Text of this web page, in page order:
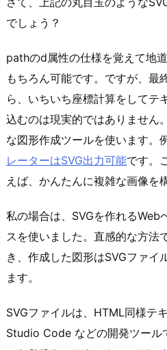
でしょう？
pathのd属性の仕様を覚えて地
もちろん可能です。ですが、最
ら、いちいち座標計算をしてテ
込むのは現実的ではありません
な図形作成ツールを使います。
レーターはSVG出力可能です。
えば、かんたんに複雑な画像を
私の場合は、SVGを作れるWeb
スを使いました。直感的な方法
き、作成した図形はSVGファイ
ます。
SVGファイルは、HTML同様テ
Studio Code などの開発ツール